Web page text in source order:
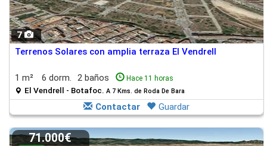
7
Terrenos Solares con amplia terraza El Vendrell
1 m² 6 dorm. 2 baños Hace 11 horas
El Vendrell - Botafoc. A 7 Kms. de Roda De Bara
Contactar Guardar
71.000€